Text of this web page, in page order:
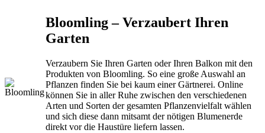
Bloomling – Verzaubert Ihren
Garten
Verzaubern Sie Ihren Garten oder Ihren Balkon mit den
Produkten von Bloomling. So eine große Auswahl an
Pflanzen finden Sie bei kaum einer Gärtnerei. Online
können Sie in aller Ruhe zwischen den verschiedenen
Arten und Sorten der gesamten Pflanzenvielfalt wählen
und sich diese dann mitsamt der nötigen Blumenerde
direkt vor die Haustüre liefern lassen.